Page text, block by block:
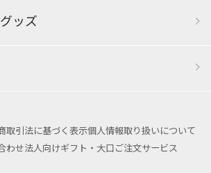
ッズ
取引法に基づく表示個人情報取り扱いについて
わせ法人向けギフト・大口ご注文サービス